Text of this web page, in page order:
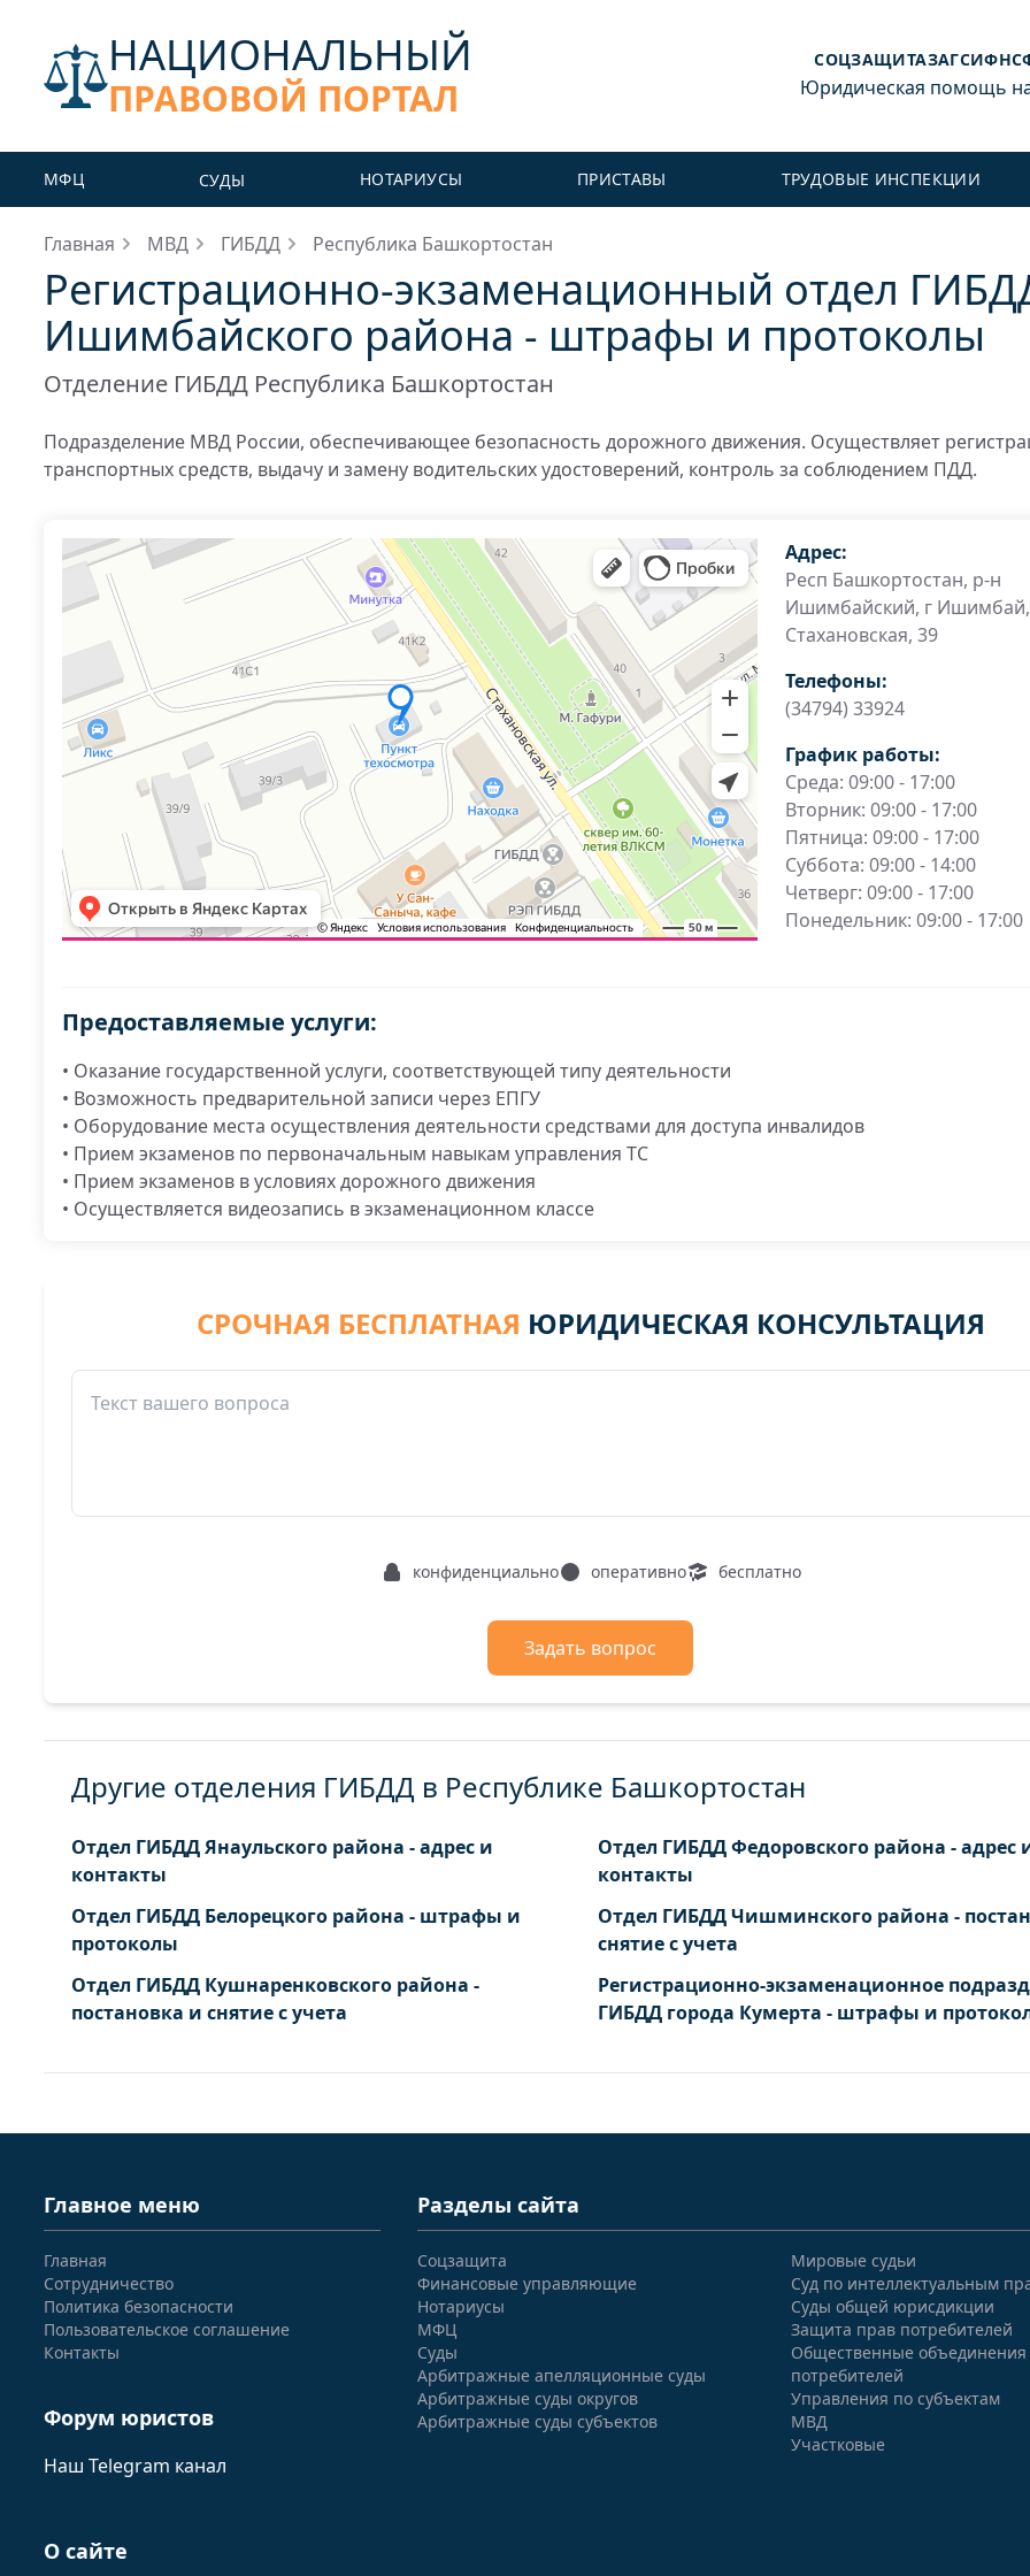
НАЦИОНАЛЬНЫЙ
ПРАВОВОЙ ПОРТАЛ
СОЦЗАЩИТАЗАГСИФНС
Юридическая помощь
МФЦ СУДЫ НОТАРИУСЫ ПРИСТАВЫ ТРУДОВЫЕ ИНСПЕКЦИИ
Главная МВД ГИБДД Республика Башкортостан
Регистрационно-экзаменационный отдел
Ишимбайского района - штрафы и протоколы
Отделение ГИБДД Республика Башкортостан
Подразделение МВД России, обеспечивающее безопасность дорожного движения. Осуществляет
транспортных средств, выдачу и замену водительских удостоверений, контроль за соблюдением ПДД.
Адрес:
Респ Башкортостан, р-н
Ишимбайский, г Ишимбай,
Стахановская, 39
Телефоны:
(34794) 33924
График работы:
Среда: 09:00 - 17:00
Вторник: 09:00 - 17:00
Пятница: 09:00 - 17:00
Суббота: 09:00 - 14:00
Четверг: 09:00 - 17:00
Понедельник: 09:00 - 17:00
Предоставляемые услуги:
• Оказание государственной услуги, соответствующей типу деятельности
• Возможность предварительной записи через ЕПГУ
• Оборудование места осуществления деятельности средствами для доступа инвалидов
• Прием экзаменов по первоначальным навыкам управления ТС
• Прием экзаменов в условиях дорожного движения
• Осуществляется видеозапись в экзаменационном классе
СРОЧНАЯ БЕСПЛАТНАЯ ЮРИДИЧЕСКАЯ КОНСУЛЬТАЦИЯ
конфиденциально оперативно бесплатно
Задать вопрос
Другие отделения ГИБДД в Республике Башкортостан
Отдел ГИБДД Янаульского района - адрес и
контакты
Отдел ГИБДД Федоровского района - адрес
контакты
Отдел ГИБДД Белорецкого района - штрафы и
протоколы
Отдел ГИБДД Чишминского района -
снятие с учета
Отдел ГИБДД Кушнаренковского района -
постановка и снятие с учета
Регистрационно-экзаменационное
ГИБДД города Кумерта - штрафы и
Главное меню
Главная
Сотрудничество
Политика безопасности
Пользовательское соглашение
Контакты
Форум юристов
Наш Telegram канал
Разделы сайта
Соцзащита
Финансовые управляющие
Нотариусы
МФЦ
Суды
Арбитражные апелляционные суды
Арбитражные суды округов
Арбитражные суды субъектов
Мировые судьи
Суд по интеллектуальным
Суды общей юрисдикции
Защита прав потребителей
Общественные объединения
потребителей
Управления по субъектам
МВД
Участковые
О сайте